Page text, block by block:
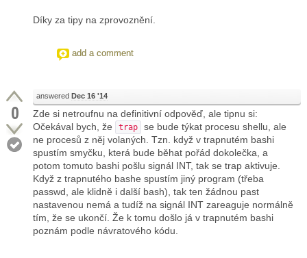
Díky za tipy na zprovoznění.
add a comment
0
answered Dec 16 '14
Zde si netroufnu na definitivní odpověď, ale tipnu si:
Očekával bych, že
trap
se bude týkat procesu shellu, ale
ne procesů z něj volaných. Tzn. když v trapnutém bashi
spustím smyčku, která bude běhat pořád dokolečka, a
potom tomuto bashi pošlu signál INT, tak se trap aktivuje.
Když z trapnutého bashe spustím jiný program (třeba
passwd, ale klidně i další bash), tak ten žádnou past
nastavenou nemá a tudíž na signál INT zareaguje normálně
tím, že se ukončí. Že k tomu došlo já v trapnutém bashi
poznám podle návratového kódu.